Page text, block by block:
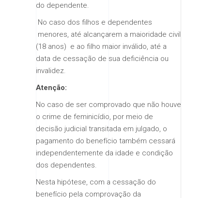
do dependente.
​ ​No caso dos filhos e dependentes
menores, até alcançarem a maioridade civil
(18 anos) e ao filho maior inválido, até a
data de cessação de sua deficiência ou
invalidez.
Atenção:
No caso de ser comprovado que não houve
o crime de feminicídio, por meio de
decisão judicial transitada em julgado, o
pagamento do benefício também cessará
independentemente da idade e condição
dos dependentes.
Nesta hipótese, com a cessação do
benefício pela comprovação da